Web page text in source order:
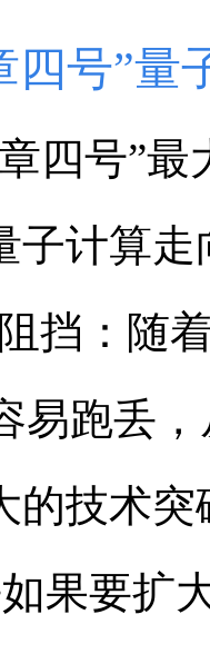
号”量子
号”最
计算走
挡：随
易跑丢
技术突
果要扩